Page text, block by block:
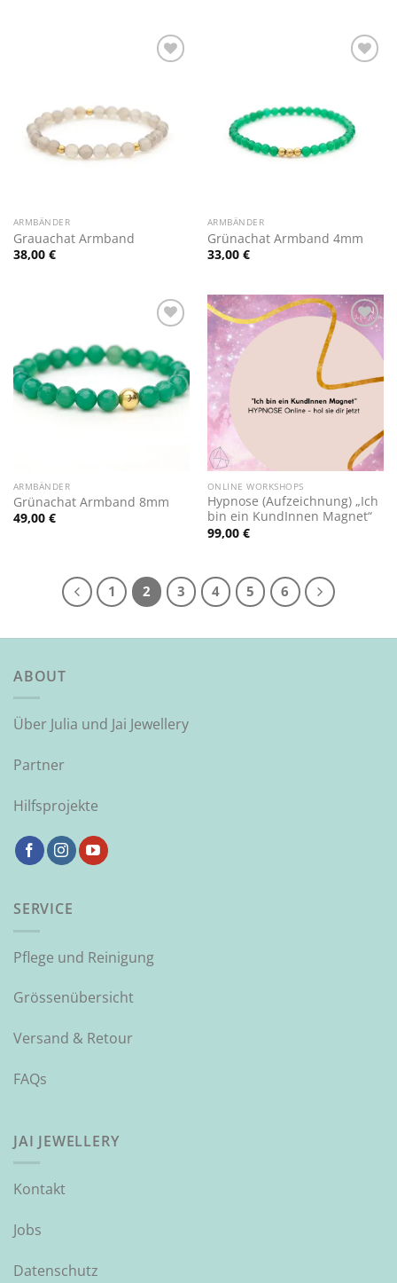
ARMBÄNDER
Grauachat Armband
38,00 €
ARMBÄNDER
Grünachat Armband 4mm
33,00 €
Wunschliste
hinzufügen
ARMBÄNDER
Grünachat Armband 8mm
49,00 €
Wunschliste
hinzufügen
ONLINE WORKSHOPS
Hypnose (Aufzeichnung) „Ich
bin ein KundInnen Magnet“
99,00 €
1 2 3 4 5 6
ABOUT
Über Julia und Jai Jewellery
Partner
Hilfsprojekte
SERVICE
Pflege und Reinigung
Grössenübersicht
Versand & Retour
FAQs
JAI JEWELLERY
Kontakt
Jobs
Datenschutz